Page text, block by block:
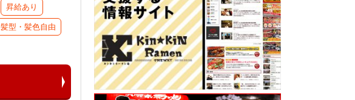
昇給あり
髪型・髪色自由